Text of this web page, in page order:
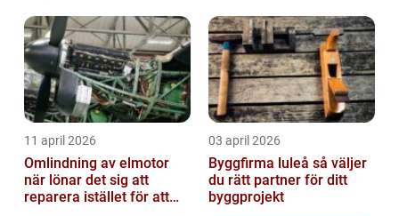
11 april 2026
Omlindning av elmotor
när lönar det sig att
reparera istället för att
03 april 2026
Byggfirma luleå så väljer
du rätt partner för ditt
byggprojekt